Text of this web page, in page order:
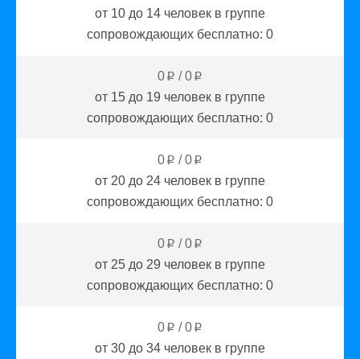
от 10 до 14 человек в группе
сопровождающих бесплатно: 0
0 p /0 p
от 15 до 19 человек в группе
сопровождающих бесплатно: 0
0 p /0 p
от 20 до 24 человек в группе
сопровождающих бесплатно: 0
0 p /0 p
от 25 до 29 человек в группе
сопровождающих бесплатно: 0
0 p /0 p
от 30 до 34 человек в группе